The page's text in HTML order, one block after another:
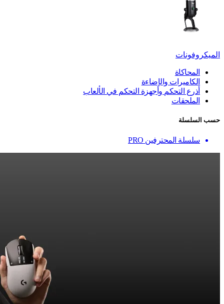
الميكروفونات
المحاكاة
الكاميرات والإضاءة
أذرع التحكم وأجهزة التحكم في الألعاب
الملحقات
حسب السلسلة
سلسلة المحترفين PRO